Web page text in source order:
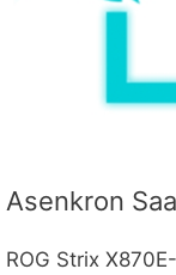
Asenkron
ROG Strix